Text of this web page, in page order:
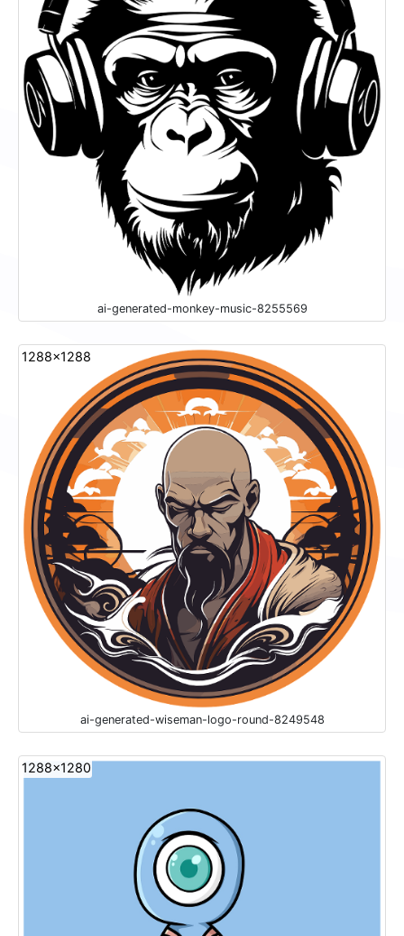
ai-generated-monkey-music-8255569
1288x1288
ai-generated-wiseman-logo-round-8249548
1288x1280